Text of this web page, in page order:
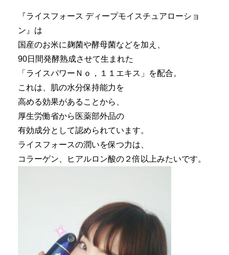
『ライスフォース ディープモイスチュアローショ
ン』は
国産のお米に麹菌や酵母菌などを加え、
90日間発酵熟成させて生まれた
「ライスパワーＮｏ，１１エキス」を配合。
これは、肌の水分保持能力を
高める効果があることから、
厚生労働省から医薬部外品の
有効成分として認められています。
ライスフォースの潤いを保つ力は、
コラーゲン、ヒアルロン酸の２倍以上みたいです。